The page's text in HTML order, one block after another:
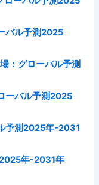
バル予測2025
：グローバル予測
ーバル予測2025
予測2025年-2031
年-2031年